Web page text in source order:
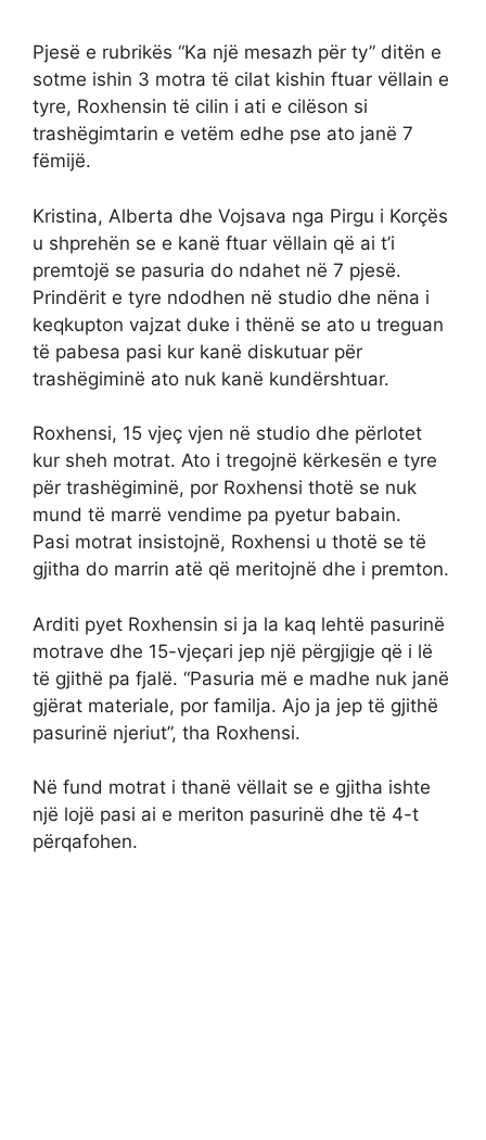
Pjesë e rubrikës “Ka një mesazh për ty” ditën e
sotme ishin 3 motra të cilat kishin ftuar vëllain e
tyre, Roxhensin të cilin i ati e cilëson si
trashëgimtarin e vetëm edhe pse ato janë 7
fëmijë.
Kristina, Alberta dhe Vojsava nga Pirgu i Korçës
u shprehën se e kanë ftuar vëllain që ai t’i
premtojë se pasuria do ndahet në 7 pjesë.
Prindërit e tyre ndodhen në studio dhe nëna i
keqkupton vajzat duke i thënë se ato u treguan
të pabesa pasi kur kanë diskutuar për
trashëgiminë ato nuk kanë kundërshtuar.
Roxhensi, 15 vjeç vjen në studio dhe përlotet
kur sheh motrat. Ato i tregojnë kërkesën e tyre
për trashëgiminë, por Roxhensi thotë se nuk
mund të marrë vendime pa pyetur babain.
Pasi motrat insistojnë, Roxhensi u thotë se të
gjitha do marrin atë që meritojnë dhe i premton.
Arditi pyet Roxhensin si ja la kaq lehtë pasurinë
motrave dhe 15-vjeçari jep një përgjigje që i lë
të gjithë pa fjalë. “Pasuria më e madhe nuk janë
gjërat materiale, por familja. Ajo ja jep të gjithë
pasurinë njeriut”, tha Roxhensi.
Në fund motrat i thanë vëllait se e gjitha ishte
një lojë pasi ai e meriton pasurinë dhe të 4-t
përqafohen.